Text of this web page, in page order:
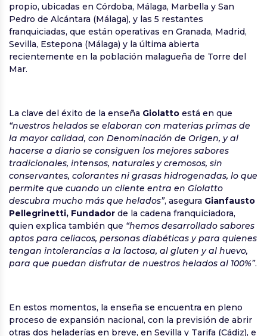
propio, ubicadas en Córdoba, Málaga, Marbella y San
Pedro de Alcántara (Málaga), y las 5 restantes
franquiciadas, que están operativas en Granada, Madrid,
Sevilla, Estepona (Málaga) y la última abierta
recientemente en la población malagueña de Torre del
Mar.
La clave del éxito de la enseña Giolatto está en que
“nuestros helados se elaboran con materias primas de
la mayor calidad, con Denominación de Origen, y al
hacerse a diario se consiguen los mejores sabores
tradicionales, intensos, naturales y cremosos, sin
conservantes, colorantes ni grasas hidrogenadas, lo que
permite que cuando un cliente entra en Giolatto
descubra mucho más que helados”, asegura Gianfausto
Pellegrinetti, Fundador de la cadena franquiciadora,
quien explica también que “hemos desarrollado sabores
aptos para celiacos, personas diabéticas y para quienes
tengan intolerancias a la lactosa, al gluten y al huevo,
para que puedan disfrutar de nuestros helados al 100%”.
En estos momentos, la enseña se encuentra en pleno
proceso de expansión nacional, con la previsión de abrir
otras dos heladerías en breve, en Sevilla y Tarifa (Cádiz), e